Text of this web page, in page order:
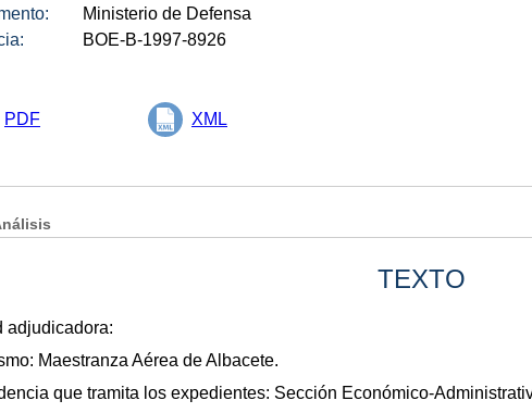
Ministerio de Defensa
BOE-B-1997-8926
PDF XML
TEXTO
adjudicadora:
Maestranza Aérea de Albacete.
que tramita los expedientes: Sección Económico-